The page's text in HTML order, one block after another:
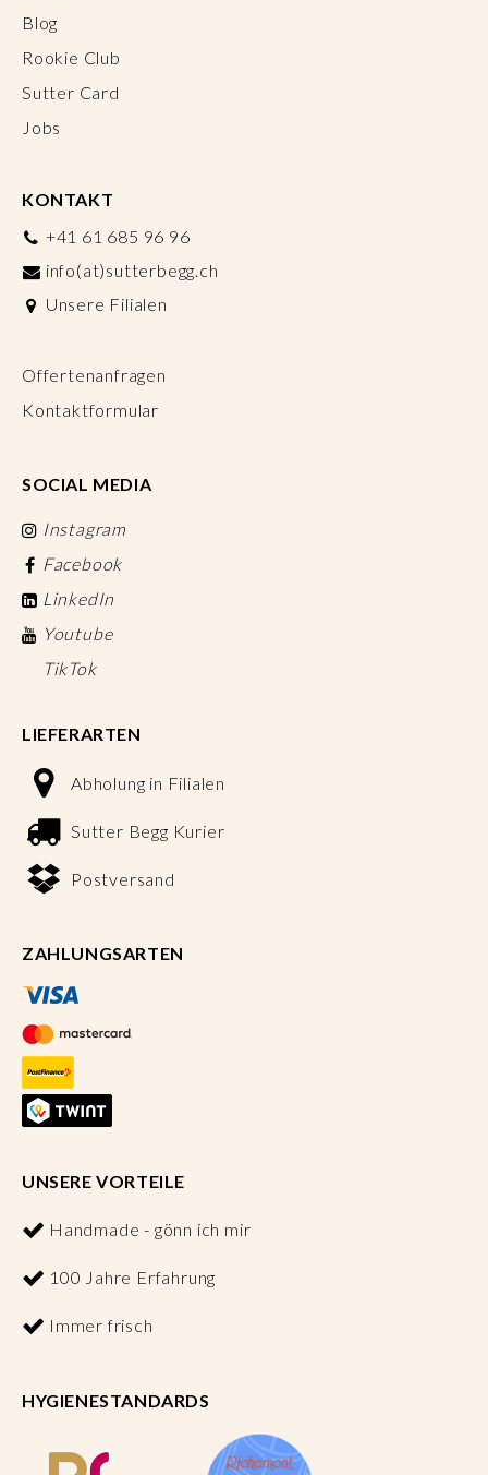
Blog
Rookie Club
Sutter Card
Jobs
KONTAKT
+41 61 685 96 96
info(at)sutterbegg.ch
Unsere Filialen
Offertenanfragen
Kontaktformular
SOCIAL MEDIA
Instagram
Facebook
LinkedIn
Youtube
TikTok
LIEFERARTEN
Abholung in Filialen
Sutter Begg Kurier
Postversand
ZAHLUNGSARTEN
UNSERE VORTEILE
Handmade - gönn ich mir
100 Jahre Erfahrung
Immer frisch
HYGIENESTANDARDS